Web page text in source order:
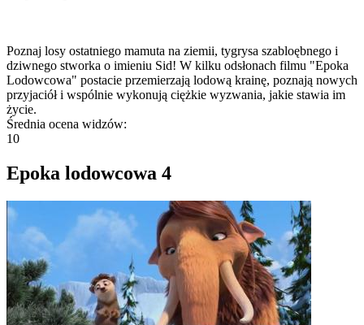
Poznaj losy ostatniego mamuta na ziemii, tygrysa szabloębnego i
dziwnego stworka o imieniu Sid! W kilku odsłonach filmu "Epoka
Lodowcowa" postacie przemierzają lodową krainę, poznają nowych
przyjaciół i wspólnie wykonują ciężkie wyzwania, jakie stawia im
życie.
Średnia ocena widzów:
10
Epoka lodowcowa 4